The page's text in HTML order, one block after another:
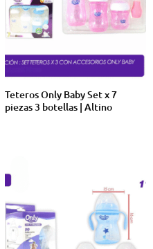
Teteros Only Baby Set x 7
piezas 3 botellas | Altino